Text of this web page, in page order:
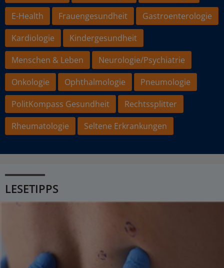
E-Health
Frauengesundheit
Gastroenterologie
Kardiologie
Kindergesundheit
Menschen & Leben
Neurologie/Psychiatrie
Onkologie
Ophthalmologie
Pneumologie
PolitKompass Gesundheit
Rechtssplitter
Rheumatologie
Seltene Erkrankungen
LESETIPPS